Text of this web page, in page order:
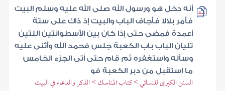
أنه دخل هو ورسول الله صلى الله عليه وسلم البيت
فأمر بلالا فأجاف الباب والبيت إذ ذاك على ستة
أعمدة فمضى حتى إذا كان بين الأسطوانتين اللتين
تليان الباب باب الكعبة جلس فحمد الله وأثنى عليه
وسأله واستغفره ثم قام حتى أتى الجزء الخامس
ما استقبل من دبر الكعبة فو
السنن الكبرى للنسائي > كتاب المناسك > الذكر والدعاء في البيت